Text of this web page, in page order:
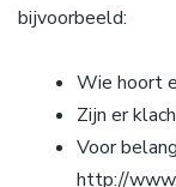
bijvoorbeeld:
Wie hoort
Zijn er
Voor
http://